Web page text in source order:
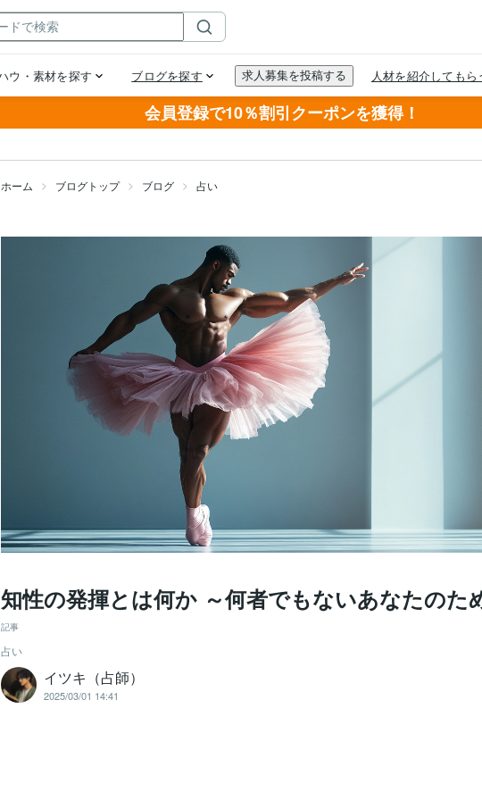
会員登録で10％割引クーポンを獲得！
ホーム ブログトップ ブログ 占い
知性の発揮とは何か ～何者でもないあなたのた
記事
占い
イツキ（占師）
2025/03/01 14:41